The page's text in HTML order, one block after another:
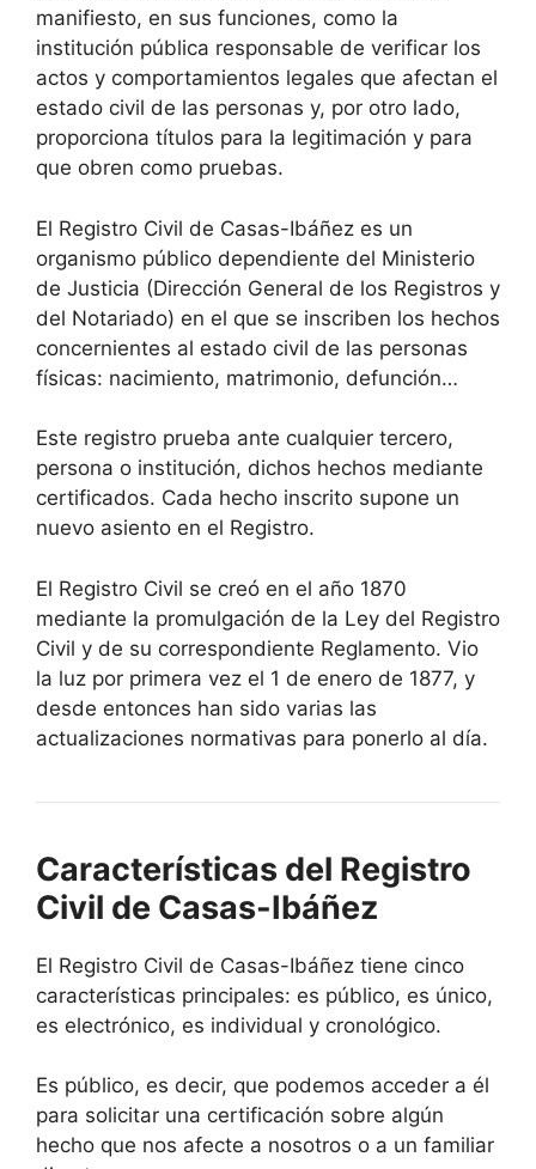
manifiesto, en sus funciones, como la
institución pública responsable de verificar los
actos y comportamientos legales que afectan el
estado civil de las personas y, por otro lado,
proporciona títulos para la legitimación y para
que obren como pruebas.
El Registro Civil de Casas-Ibáñez es un
organismo público dependiente del Ministerio
de Justicia (Dirección General de los Registros y
del Notariado) en el que se inscriben los hechos
concernientes al estado civil de las personas
físicas: nacimiento, matrimonio, defunción…
Este registro prueba ante cualquier tercero,
persona o institución, dichos hechos mediante
certificados. Cada hecho inscrito supone un
nuevo asiento en el Registro.
El Registro Civil se creó en el año 1870
mediante la promulgación de la Ley del Registro
Civil y de su correspondiente Reglamento. Vio
la luz por primera vez el 1 de enero de 1877, y
desde entonces han sido varias las
actualizaciones normativas para ponerlo al día.
Características del Registro
Civil de Casas-Ibáñez
El Registro Civil de Casas-Ibáñez tiene cinco
características principales: es público, es único,
es electrónico, es individual y cronológico.
Es público, es decir, que podemos acceder a él
para solicitar una certificación sobre algún
hecho que nos afecte a nosotros o a un familiar